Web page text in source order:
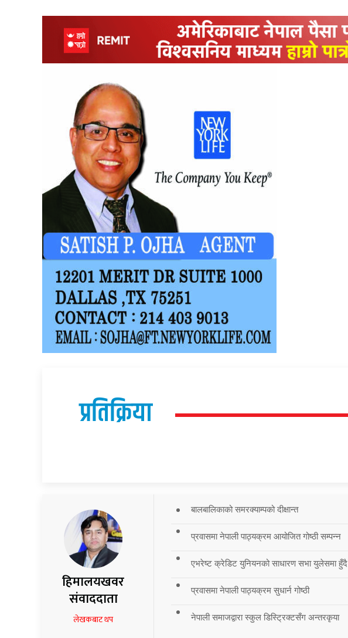
प्रतिक्रिया
हिमालयखवर
संवाददाता
लेखकबाट थप
बालबालिकाको समरक्याम्पको दीक्षान्त
प्रवासमा नेपाली पाठ्यक्रम आयोजित गोष्ठी सम्पन्न
एभरेष्ट क्रेडिट युनियनको साधारण सभा युलेसमा हुँदै
प्रवासमा नेपाली पाठ्यक्रम सुधार्न गोष्ठी
नेपाली समाजद्वारा स्कुल डिस्ट्रिक्टसँग अन्तरकृया